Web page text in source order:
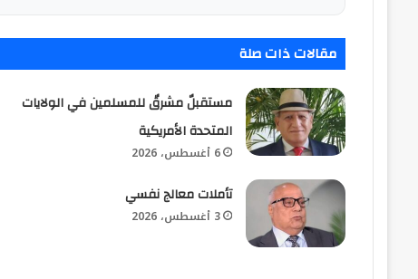
مقالات ذات صلة
مستقبلٌ مشرقٌ للمسلمين في الولايات
المتحدة الأمريكية
6 أغسطس، 2026
تأملات معالج نفسي
3 أغسطس، 2026